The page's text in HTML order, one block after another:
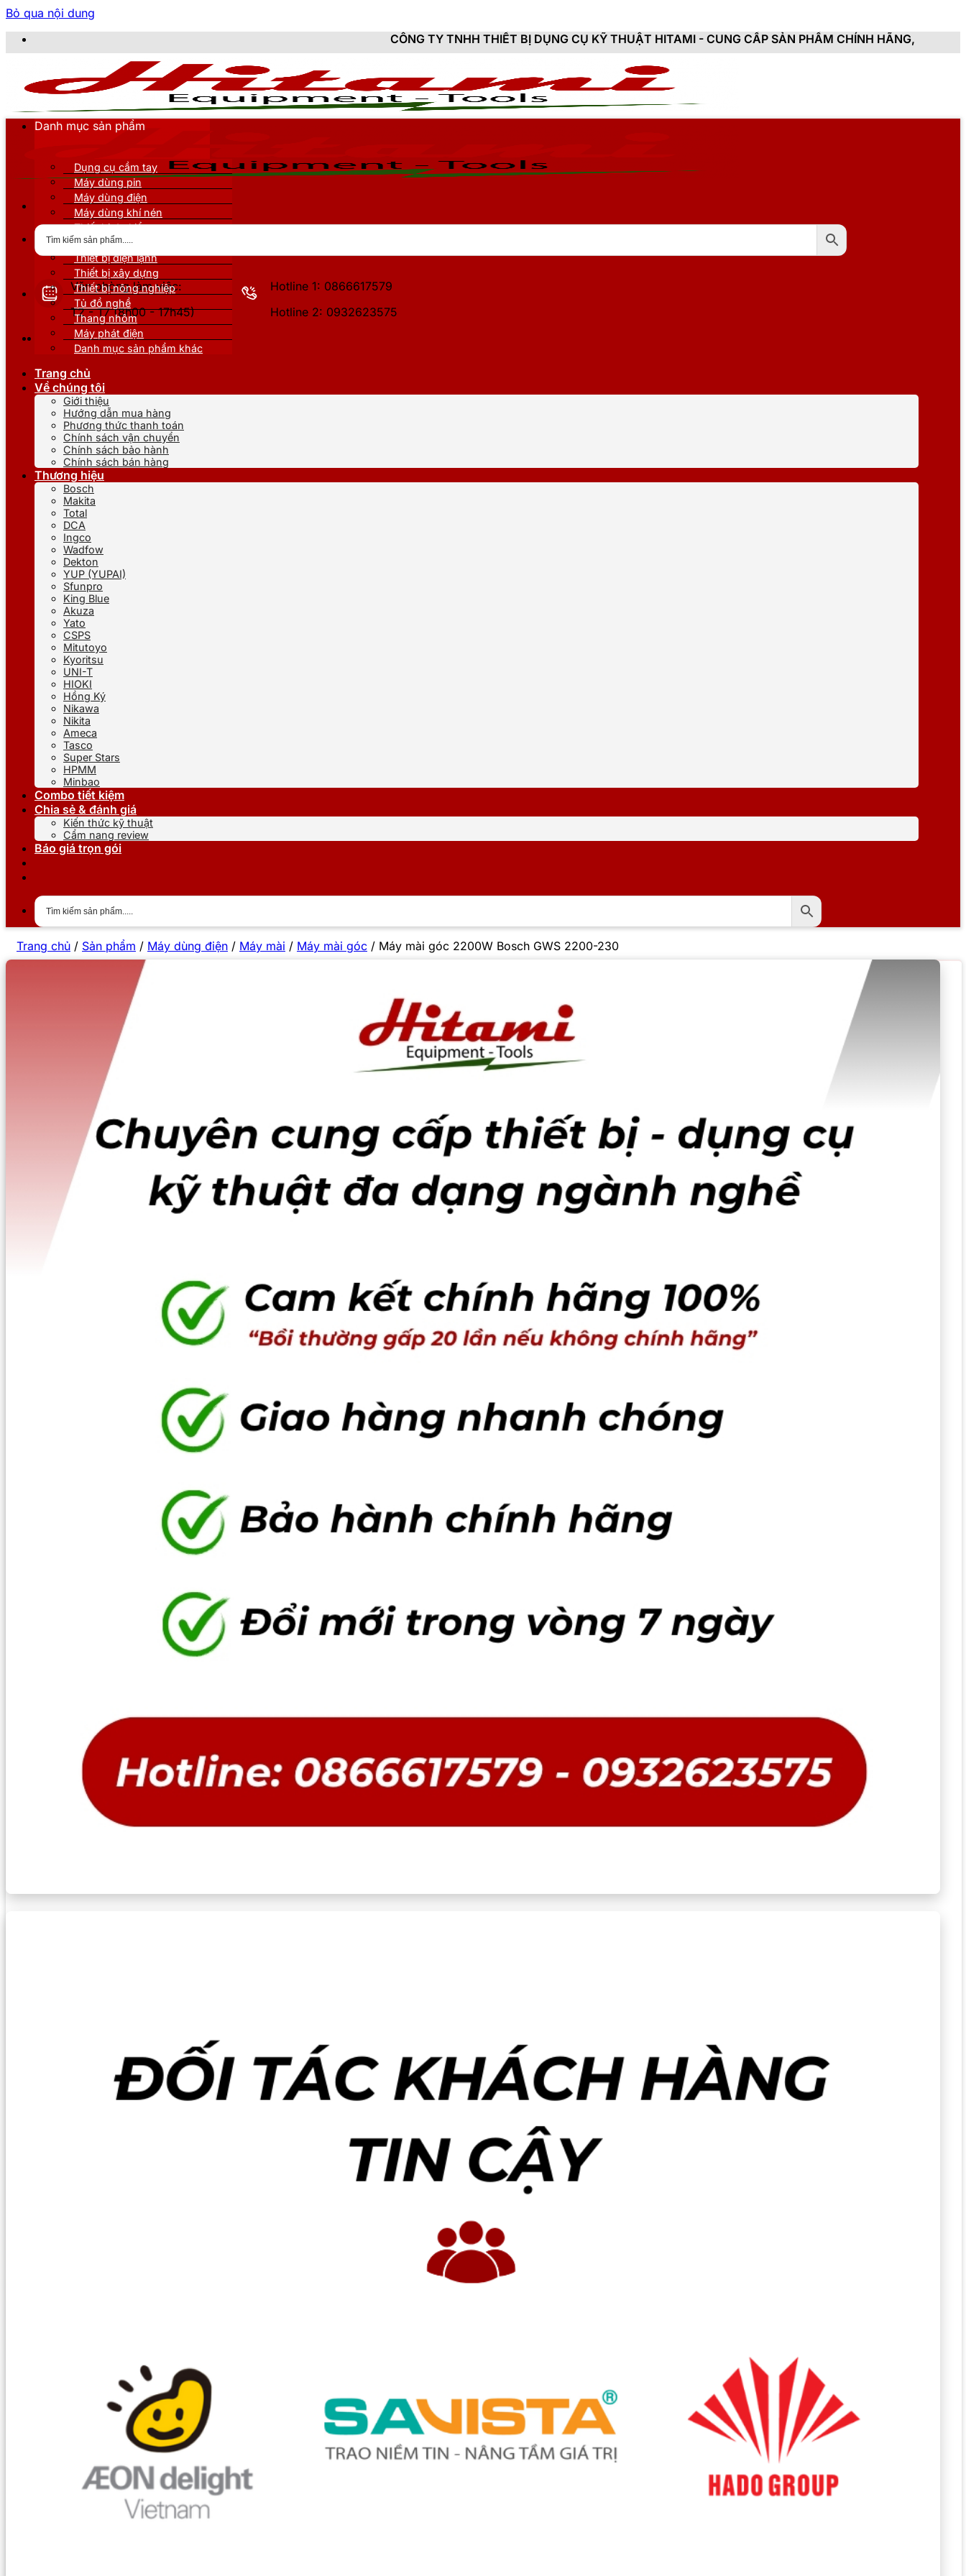
Bỏ qua nội dung
CÔNG TY TNHH THIẾT BỊ DỤNG CỤ KỸ THUẬT HITAMI - CUNG CẤP SẢN PHẨM CHÍNH HÃNG, MỚI 100%, ĐẦY ĐỦ
Văn phòng làm việc:
T2 - T7 (8h00 - 17h45)
Hotline 1: 0866617579
Hotline 2: 0932623575
Danh mục sản phẩm
Dụng cụ cầm tay
Máy dùng pin
Máy dùng điện
Máy dùng khí nén
Thiết bị đo kiểm
Thiết bị nâng đỡ
Thiết bị điện lạnh
Thiết bị xây dựng
Thiết bị nông nghiệp
Tủ đồ nghề
Thang nhôm
Máy phát điện
Danh mục sản phẩm khác
Trang chủ
Về chúng tôi
Giới thiệu
Hướng dẫn mua hàng
Phương thức thanh toán
Chính sách vận chuyển
Chính sách bảo hành
Chính sách bán hàng
Thương hiệu
Bosch
Makita
Total
DCA
Ingco
Wadfow
Dekton
YUP (YUPAI)
Sfunpro
King Blue
Akuza
Yato
CSPS
Mitutoyo
Kyoritsu
UNI-T
HIOKI
Hồng Ký
Nikawa
Nikita
Ameca
Tasco
Super Stars
HPMM
Minbao
Combo tiết kiệm
Chia sẻ & đánh giá
Kiến thức kỹ thuật
Cẩm nang review
Báo giá trọn gói
Trang chủ / Sản phẩm / Máy dùng điện / Máy mài / Máy mài góc / Máy mài góc 2200W Bosch GWS 2200-230